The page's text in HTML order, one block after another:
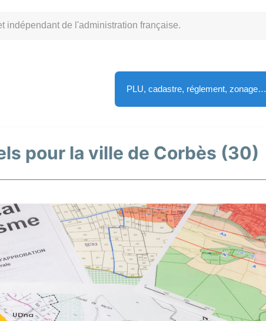
indépendant de l'administration française.
PLU, cadastre, réglement, zonage…
pour la ville de Corbès (30)